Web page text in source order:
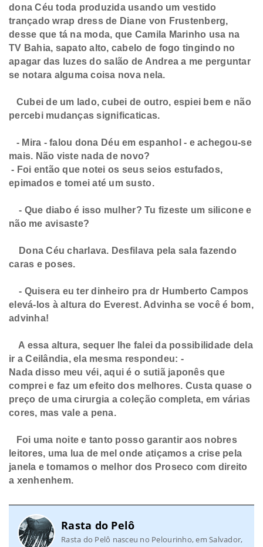
dona Céu toda produzida usando um vestido
trançado wrap dress de Diane von Frustenberg,
desse que tá na moda, que Camila Marinho usa na
TV Bahia, sapato alto, cabelo de fogo tingindo no
apagar das luzes do salão de Andrea a me perguntar
se notara alguma coisa nova nela.
Cubei de um lado, cubei de outro, espiei bem e não
percebi mudanças significaticas.
- Mira - falou dona Déu em espanhol - e achegou-se
mais. Não viste nada de novo?
- Foi então que notei os seus seios estufados,
epimados e tomei até um susto.
- Que diabo é isso mulher? Tu fizeste um silicone e
não me avisaste?
Dona Céu charlava. Desfilava pela sala fazendo
caras e poses.
- Quisera eu ter dinheiro pra dr Humberto Campos
elevá-los à altura do Everest. Advinha se você é bom,
advinha!
A essa altura, sequer lhe falei da possibilidade dela
ir a Ceilândia, ela mesma respondeu: -
Nada disso meu véi, aqui é o sutiã japonês que
comprei e faz um efeito dos melhores. Custa quase o
preço de uma cirurgia a coleção completa, em várias
cores, mas vale a pena.
Foi uma noite e tanto posso garantir aos nobres
leitores, uma lua de mel onde atiçamos a crise pela
janela e tomamos o melhor dos Proseco com direito
a xenhenhem.
Rasta do Pelô
Rasta do Pelô nasceu no Pelourinho, em Salvador,